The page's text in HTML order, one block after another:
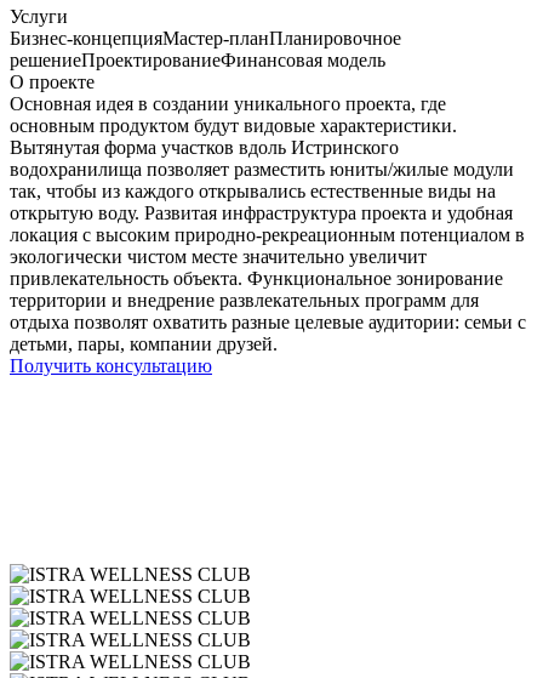
Услуги
Бизнес-концепцияМастер‑планПланировочное
решениеПроектированиеФинансовая модель
О проекте
Основная идея в создании уникального проекта, где
основным продуктом будут видовые характеристики.
Вытянутая форма участков вдоль Истринского
водохранилища позволяет разместить юниты/жилые модули
так, чтобы из каждого открывались естественные виды на
открытую воду. Развитая инфраструктура проекта и удобная
локация с высоким природно-рекреационным потенциалом в
экологически чистом месте значительно увеличит
привлекательность объекта. Функциональное зонирование
территории и внедрение развлекательных программ для
отдыха позволят охватить разные целевые аудитории: семьи с
детьми, пары, компании друзей.
Получить консультацию